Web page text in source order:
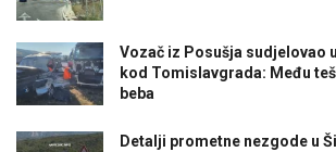
Vozač iz Posušja sudjelovao
kod Tomislavgrada: Među
beba
Detalji prometne nezgode u